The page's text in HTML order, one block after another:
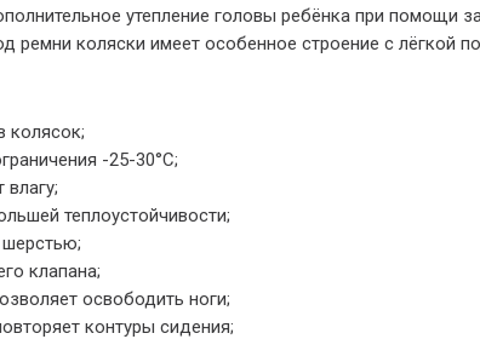
утепление головы ребёнка при помощи
ремни коляски имеет особенное строение с лёгкой
колясок;
-25-30°С;
влагу;
теплоустойчивости;
шерстью;
клапана;
освободить ноги;
контуры сидения;